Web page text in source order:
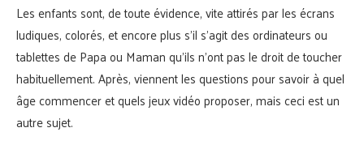
Les enfants sont, de toute évidence, vite attirés par les écrans
ludiques, colorés, et encore plus s’il s’agit des ordinateurs ou
tablettes de Papa ou Maman qu’ils n’ont pas le droit de toucher
habituellement. Après, viennent les questions pour savoir à quel
âge commencer et quels jeux vidéo proposer, mais ceci est un
autre sujet.